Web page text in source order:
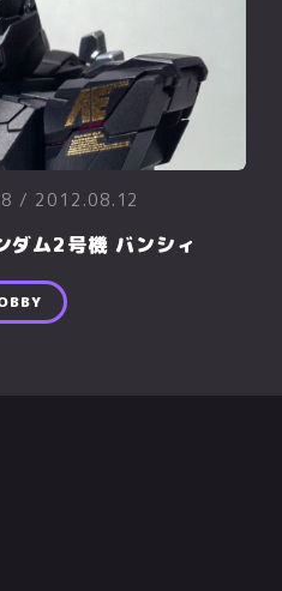
/ 2012.08.12
ダム2号機 バンシィ